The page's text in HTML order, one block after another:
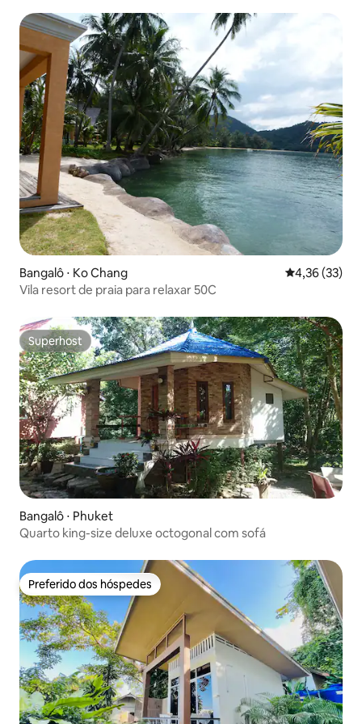
Bangalô ⋅ Ko Chang 4,36 de uma
4,36 (33)
Vila resort de praia para relaxar 50C
Superhost
Superhost
Bangalô ⋅ Phuket
Quarto king-size deluxe octogonal com sofá
Preferido dos hóspedes
Preferido dos hóspedes